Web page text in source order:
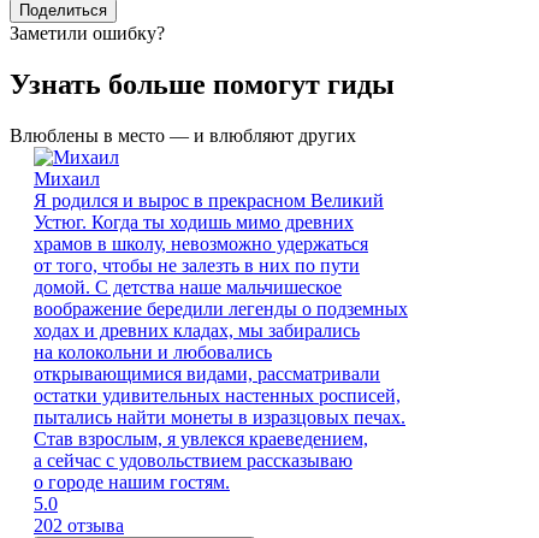
Поделиться
Заметили ошибку?
Узнать больше помогут гиды
Влюблены в место — и влюбляют других
Михаил
Я родился и вырос в прекрасном Великий
Устюг. Когда ты ходишь мимо древних
храмов в школу, невозможно удержаться
от того, чтобы не залезть в них по пути
домой. С детства наше мальчишеское
воображение бередили легенды о подземных
ходах и древних кладах, мы забирались
на колокольни и любовались
открывающимися видами, рассматривали
остатки удивительных настенных росписей,
пытались найти монеты в изразцовых печах.
Став взрослым, я увлекся краеведением,
а сейчас с удовольствием рассказываю
о городе нашим гостям.
5.0
202 отзыва